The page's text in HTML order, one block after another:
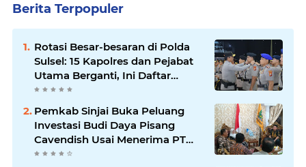
Berita Terpopuler
Rotasi Besar-besaran di Polda
Sulsel: 15 Kapolres dan Pejabat
Utama Berganti, Ini Daftar
Lengkapnya
Pemkab Sinjai Buka Peluang
Investasi Budi Daya Pisang
Cavendish Usai Menerima PT
GGF